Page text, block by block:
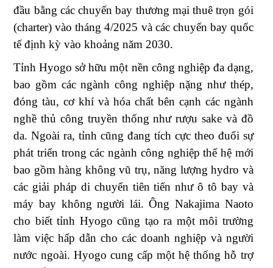
đầu bằng các chuyến bay thương mại thuê trọn gói
(charter) vào tháng 4/2025 và các chuyến bay quốc
tế định kỳ vào khoảng năm 2030.
Tỉnh Hyogo sở hữu một nền công nghiệp đa dạng,
bao gồm các ngành công nghiệp nặng như thép,
đóng tàu, cơ khí và hóa chất bên cạnh các ngành
nghề thủ công truyền thống như rượu sake và đồ
da. Ngoài ra, tỉnh cũng đang tích cực theo đuổi sự
phát triển trong các ngành công nghiệp thế hệ mới
bao gồm hàng không vũ trụ, năng lượng hydro và
các giải pháp di chuyển tiên tiến như ô tô bay và
máy bay không người lái. Ông Nakajima Naoto
cho biết tỉnh Hyogo cũng tạo ra một môi trường
làm việc hấp dẫn cho các doanh nghiệp và người
nước ngoài. Hyogo cung cấp một hệ thống hỗ trợ